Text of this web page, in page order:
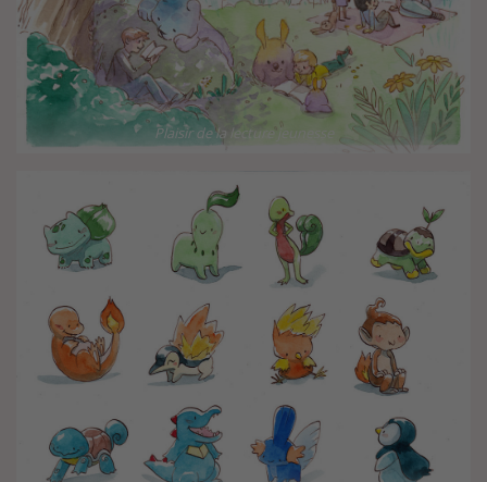
Plaisir de la lecture jeunesse